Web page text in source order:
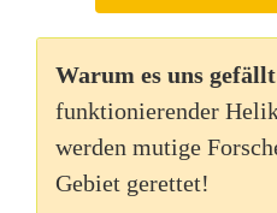
Warum es uns
funktionierender
werden mutige
Gebiet gerettet!